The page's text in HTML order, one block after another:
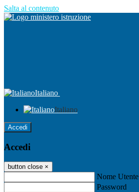
Salta al contenuto
Italiano
Italiano
Accedi
Accedi
button close ×
Nome Utente
Password